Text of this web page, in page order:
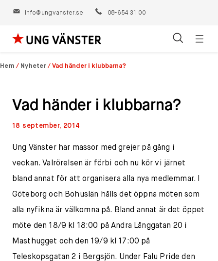
info@ungvanster.se 08-654 31 00
Hoppa
till
Hem / Nyheter /Vad händer i klubbarna?
Vad händer i klubbarna?
18 september, 2014
Ung Vänster har massor med grejer på gång i
veckan. Valrörelsen är förbi och nu kör vi järnet
bland annat för att organisera alla nya medlemmar. I
Göteborg och Bohuslän hålls det öppna möten som
alla nyfikna är välkomna på. Bland annat är det öppet
möte den 18/9 kl 18:00 på Andra Långgatan 20 i
Masthugget och den 19/9 kl 17:00 på
Teleskopsgatan 2 i Bergsjön. Under Falu Pride den